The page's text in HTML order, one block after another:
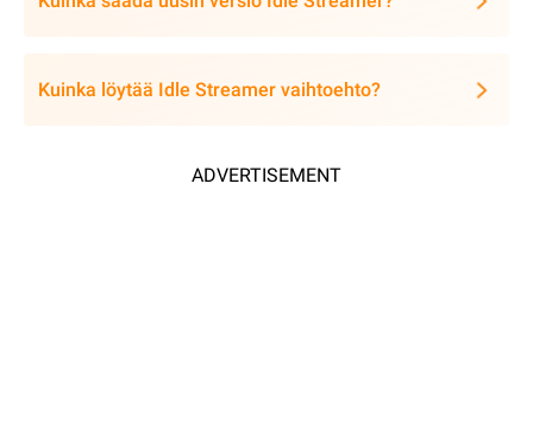
Kuinka löytää Idle Streamer vaihtoehto?
ADVERTISEMENT